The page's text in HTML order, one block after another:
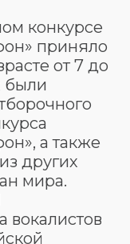
конкурсе
приняло
от 7 до
были
а также
других
мира.
вокалистов